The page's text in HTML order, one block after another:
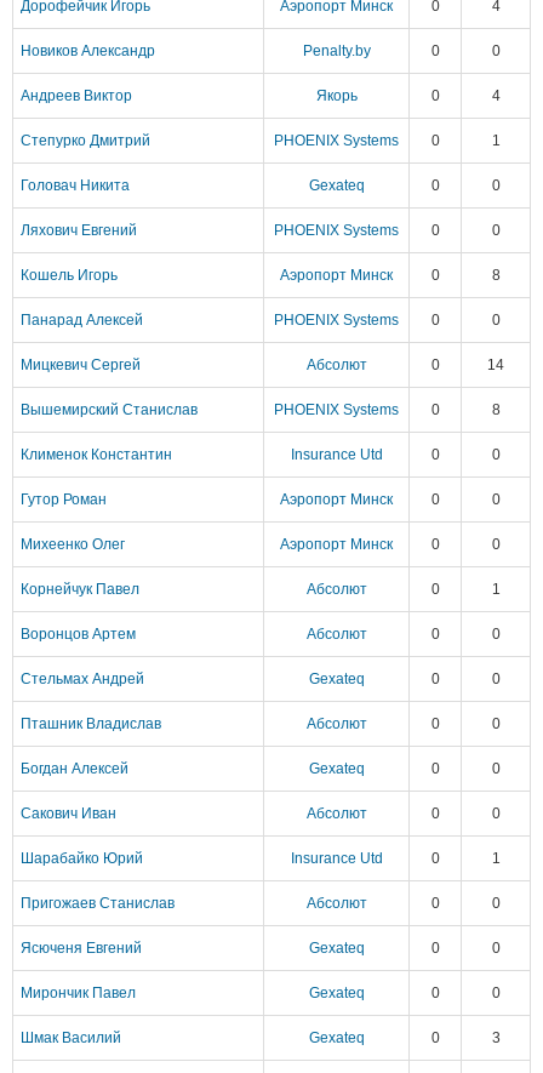
Дорофейчик Игорь Аэропорт Минск 0 4
Новиков Александр Penalty.by 0 0
Андреев Виктор Якорь 0 4
Степурко Дмитрий PHOENIX Systems 0 1
Головач Никита Gexateq 0 0
Ляхович Евгений PHOENIX Systems 0 0
Кошель Игорь Аэропорт Минск 0 8
Панарад Алексей PHOENIX Systems 0 0
Мицкевич Сергей Абсолют 0 14
Вышемирский Станислав PHOENIX Systems 0 8
Клименок Константин Insurance Utd 0 0
Гутор Роман Аэропорт Минск 0 0
Михеенко Олег Аэропорт Минск 0 0
Корнейчук Павел Абсолют 0 1
Воронцов Артем Абсолют 0 0
Стельмах Андрей Gexateq 0 0
Пташник Владислав Абсолют 0 0
Богдан Алексей Gexateq 0 0
Сакович Иван Абсолют 0 0
Шарабайко Юрий Insurance Utd 0 1
Пригожаев Станислав Абсолют 0 0
Ясюченя Евгений Gexateq 0 0
Мирончик Павел Gexateq 0 0
Шмак Василий Gexateq 0 3